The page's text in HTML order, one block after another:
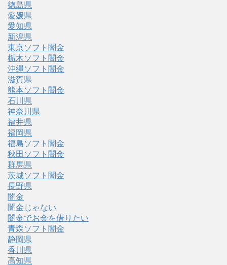
徳島県
愛媛県
愛知県
新潟県
東京ソフト闇金
栃木ソフト闇金
沖縄ソフト闇金
滋賀県
熊本ソフト闇金
石川県
神奈川県
福井県
福岡県
福島ソフト闇金
秋田ソフト闇金
群馬県
茨城ソフト闇金
長野県
闇金
闇金じゃない
闇金でお金を借りたい
青森ソフト闇金
静岡県
香川県
高知県